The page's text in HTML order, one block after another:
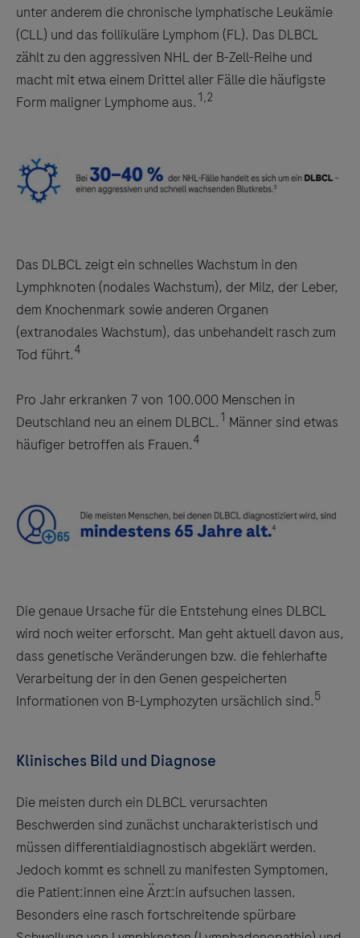
unter anderem die chronische lymphatische Leukämie
(CLL) und das follikuläre Lymphom (FL). Das DLBCL
zählt zu den aggressiven NHL der B-Zell-Reihe und
macht mit etwa einem Drittel aller Fälle die häufigste
Form maligner Lymphome aus. 1,2
Das DLBCL zeigt ein schnelles Wachstum in den
Lymphknoten (nodales Wachstum), der Milz, der Leber,
dem Knochenmark sowie anderen Organen
(extranodales Wachstum), das unbehandelt rasch zum
Tod führt.4
Pro Jahr erkranken 7 von 100.000 Menschen in
Deutschland neu an einem DLBCL. 1 Männer sind etwas
häufiger betroffen als Frauen.4
Die genaue Ursache für die Entstehung eines DLBCL
wird noch weiter erforscht. Man geht aktuell davon aus,
dass genetische Veränderungen bzw. die fehlerhafte
Verarbeitung der in den Genen gespeicherten
Informationen von B-Lymphozyten ursächlich sind.5
Klinisches Bild und Diagnose
Die meisten durch ein DLBCL verursachten
Beschwerden sind zunächst uncharakteristisch und
müssen differentialdiagnostisch abgeklärt werden.
Jedoch kommt es schnell zu manifesten Symptomen,
die Patient:innen eine Ärzt:in aufsuchen lassen.
Besonders eine rasch fortschreitende spürbare